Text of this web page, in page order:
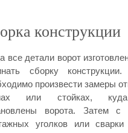
конструкции
все детали ворот
сборку
произвести замеры
или стойках,
ворота. Затем с
уголков или сварки